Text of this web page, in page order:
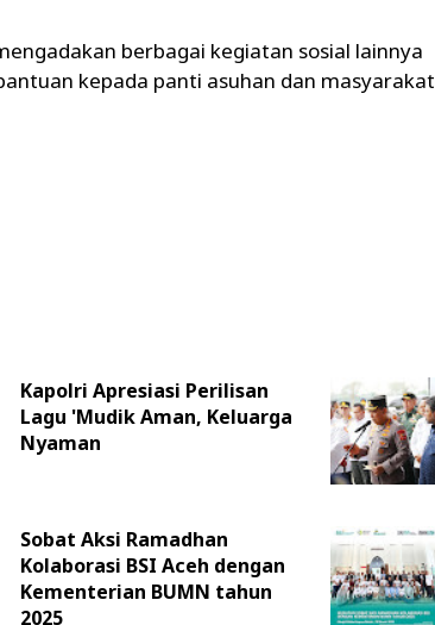
berbagai kegiatan sosial lainnya
kepada panti asuhan dan masyarakat
Kapolri Apresiasi Perilisan
Lagu 'Mudik Aman, Keluarga
Nyaman
Sobat Aksi Ramadhan
Kolaborasi BSI Aceh dengan
Kementerian BUMN tahun
2025